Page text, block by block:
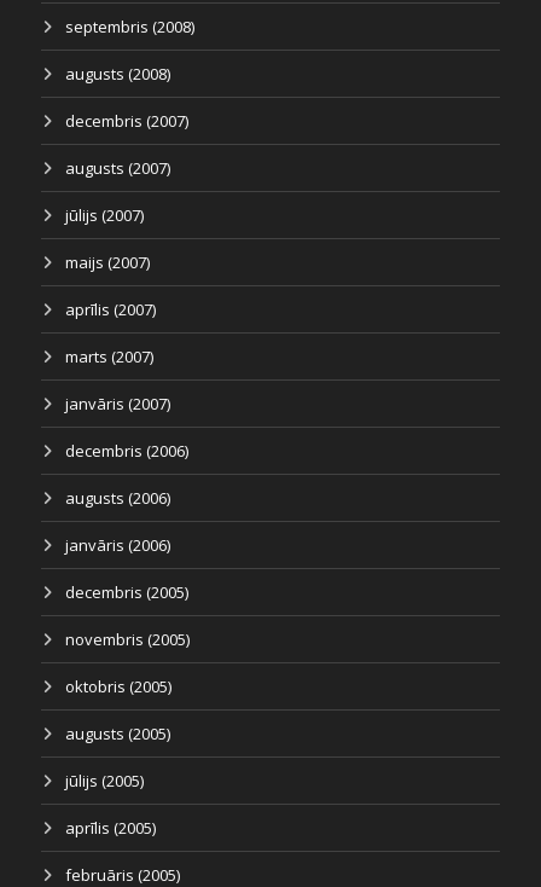
septembris (2008)
augusts (2008)
decembris (2007)
augusts (2007)
jūlijs (2007)
maijs (2007)
aprīlis (2007)
marts (2007)
janvāris (2007)
decembris (2006)
augusts (2006)
janvāris (2006)
decembris (2005)
novembris (2005)
oktobris (2005)
augusts (2005)
jūlijs (2005)
aprīlis (2005)
februāris (2005)